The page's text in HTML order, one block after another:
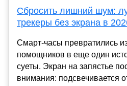
Сбросить лишний шум:
трекеры без экрана в
Смарт-часы превратились
помощников в еще один
суеты. Экран на запястье
внимания: подсвечивается